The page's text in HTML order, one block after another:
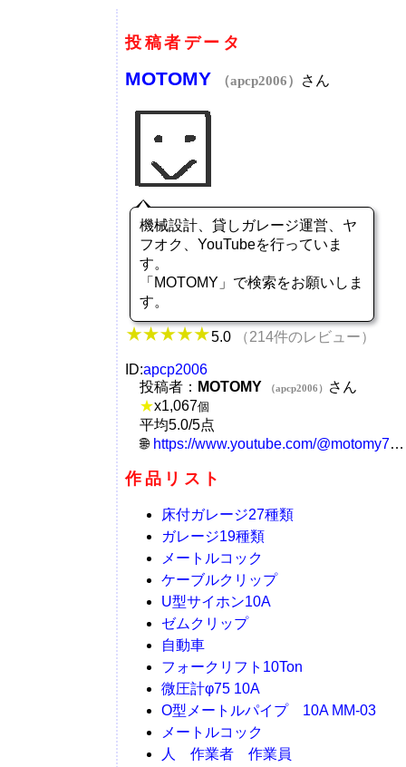
投稿者データ
MOTOMY （apcp2006） さん
機械設計、貸しガレージ運営、ヤ
フオク、YouTubeを行っていま
す。
「MOTOMY」で検索をお願いしま
す。
5.0 （214件のレビュー）
ID:apcp2006
投稿者： MOTOMY （apcp2006）
さん
★x1,067個
平均5.0/5点
https://www.youtube.com/@motomy7326
作品リスト
床付ガレージ27種類
ガレージ19種類
メートルコック
ケーブルクリップ
U型サイホン10A
ゼムクリップ
自動車
フォークリフト10Ton
微圧計φ75 10A
O型メートルパイプ 10A MM-03
メートルコック
人 作業者 作業員